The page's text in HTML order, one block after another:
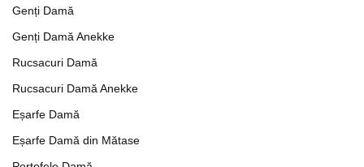
Genți Damă
Genți Damă Anekke
Rucsacuri Damă
Rucsacuri Damă Anekke
Eșarfe Damă
Eșarfe Damă din Mătase